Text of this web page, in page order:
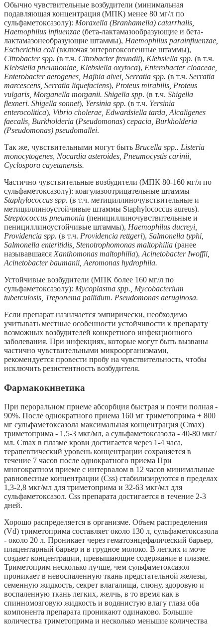
Обычно чувствительные возбудители (минимальная
подавляющая концентрация (МПК) менее 80 мг/л по
сульфаметоксазолу): Moraxella (Branhamella) catarrhalis,
Haemophilus influenzae (бета-лактамазообразующие и бета-
лактамазонеобразующие штаммы), Haemophilus parainfluenzae,
Escherichia coli (включая энтерогоксогенные штаммы),
Citrobacter spp. (в т.ч. Citrobacter freundii), Klebsiella spp. (в т.ч.
Klebsiella pneumoniae, Klebsiella oxytoca), Enterobacter cloaceae
Enterobacter aerogenes, Hajhia alvei, Serratia spp. (в т.ч. Serratia
marcescens, Serratia liquefaciens), Proteus mirabilis, Proteus
vulgaris, Morganella morganii. Shigella spp. (в т.ч. Shigella
flexneri. Shigella sonnet), Yersinia spp. (в т.ч. Yersinia
enterocolitica), Vibrio cholerae, Edwardsiella tarda, Alcaligenes
faecalis, Burkholderia (Pseudomonas) cepacia, Burkholderia
(Pseudomonas) pseudomallei.
Так же, чувствительными могут быть Brucella spp.. Listeria
monocytogenes, Nocardia asteroides, Pneumocystis carinii,
Cyclospora cayetanensis.
Частично чувствительные возбудители (МПК 80-160 мг/л по
сульфаметоксазолу): коагулазоотрицательные штаммы
Staphylococcus spp. (в т.ч. метициллиночувствительные и
метициллиноустойчивые штаммы Staphylococcus aureus).
Streptococcus pneumonia (пенициллиночувствительные и
пенициллиноустойчивые штаммы), Haemophilus ducreyi,
Providencia spp. (в т.ч. Providencia rettgeri), Salmonella typhi,
Salmonella enteritidis, Stenotrophomonas maltophilia (ранее
называвшаяся Xanthomonas maltophilia), Acinetobacter Iwoffii,
Acinetobacter baumanii, Aeromonas hydrophila.
Устойчивые возбудители (МПК более 160 мг/л по
сульфаметоксазолу): Mycoplasma spp., Mycobacterium
tuberculosis, Treponema pallidum. Pseudomonas aeruginosa.
Если препарат назначается эмпирически, необходимо
учитывать местные особенности устойчивости к препарату
возможных возбудителей конкретного инфекционного
заболевания. При инфекциях, которые могут быть вызваны
частично чувствительными микроорганизмами,
рекомендуется провести пробу на чувствительность, чтобы
исключить резистентность возбудителя.
Фармакокинетика
При пероральном приеме абсорбция быстрая и почти полная -
90%. После однократного приема 160 мг триметоприма + 800
мг сульфаметоксазола максимальная концентрация (Сmах)
триметоприма - 1,5-3 мкг/мл, а сульфаметоксазола - 40-80 мкг/
мл. Сmах в плазме крови достигается через 1-4 часа,
терапевтический уровень концентрации сохраняется в
течение 7 часов после однократного приема При
многократном приеме с интервалом в 12 часов минимальные
равновесные концентрации (Css) стабилизируются в пределах
1,3-2,8 мкг/мл для триметоприма и 32-63 мкг/мл для
сульфаметоксазол. Css препарата достигается в течение 2-3
дней.
Хорошо распределяется в организме. Объем распределения
(Vd) триметоприма составляет около 130 л, сульфаметоксазола
- около 20 л. Проникает через гематоэнцефалический барьер,
плацентарный барьер и в грудное молоко. В легких и моче
создает концентрации, превышающие содержание в плазме.
Триметоприм несколько лучше, чем сульфаметоксазол
проникает в невоспаленную ткань предстательной железы,
семенную жидкость, секрет влагалища, слюну, здоровую и
воспаленную ткань легких, желчь, в то время как в
спинномозговую жидкость и водянистую влагу глаза оба
компонента препарата проникают одинаково. Большие
количества триметоприма и несколько меньшие количества